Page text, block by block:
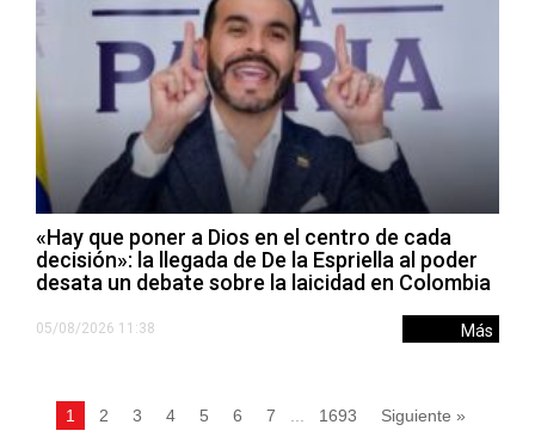
«Hay que poner a Dios en el centro de cada
decisión»: la llegada de De la Espriella al poder
desata un debate sobre la laicidad en Colombia
05/08/2026 11:38 Más
1 2 3 4 5 6 7 1693 Siguiente »